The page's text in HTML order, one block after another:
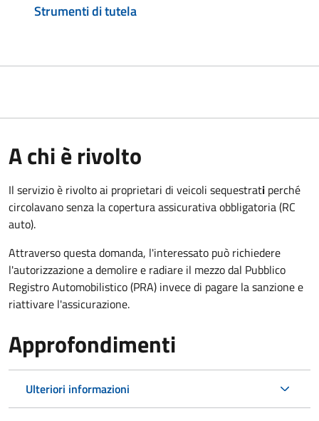
Strumenti di tutela
A chi è rivolto
Il servizio è rivolto ai proprietari di veicoli sequestrati perché
circolavano senza la copertura assicurativa obbligatoria (RC
auto).
Attraverso questa domanda, l'interessato può richiedere
l'autorizzazione a demolire e radiare il mezzo dal Pubblico
Registro Automobilistico (PRA) invece di pagare la sanzione e
riattivare l'assicurazione.
Approfondimenti
Ulteriori informazioni